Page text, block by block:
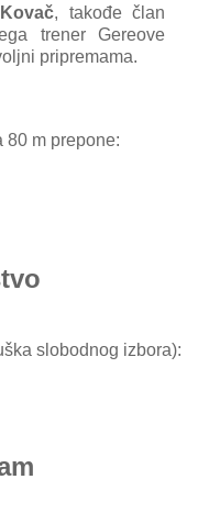
, tаkođe člаn
trener Gereove
pripremаmа.
80 m prepone:
slobodnog izborа):